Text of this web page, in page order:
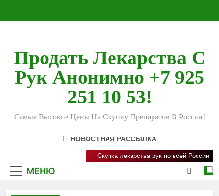
Продать Лекарства С
Рук Анонимно +7 925
251 10 53!
Самые Высокие Цены На Скупку Препаратов В России!
НОВОСТНАЯ РАССЫЛКА
МЕНЮ
Скупка лекарства рук по всей России